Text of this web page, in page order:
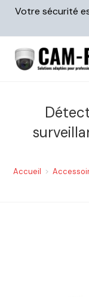
Votre sécurité
Accueil >